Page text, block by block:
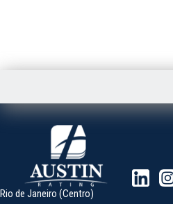
Rio de Janeiro (Centro)